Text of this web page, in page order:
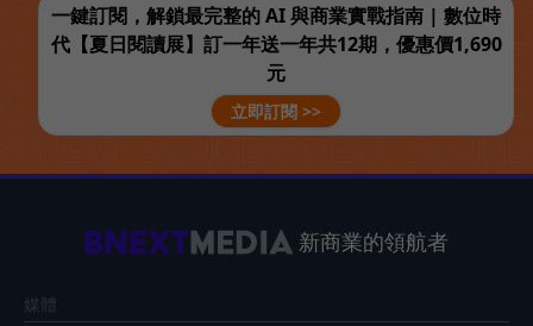
一鍵訂閱，解鎖最完整的 AI 與商業實戰指南 | 數位時
代【夏日閱讀展】訂一年送一年共12期，優惠價1,690
元
立即訂閱 >>
新商業的領航者
媒體